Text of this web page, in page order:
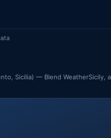
Sicilia) — Blend WeatherSicily,